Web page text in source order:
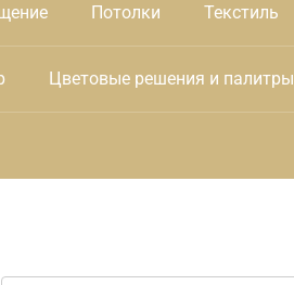
Потолки Текстиль
Цветовые решения и палитры